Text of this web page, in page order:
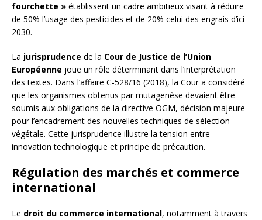
fourchette » établissent un cadre ambitieux visant à réduire
de 50% l’usage des pesticides et de 20% celui des engrais d’ici
2030.
La jurisprudence de la Cour de Justice de l’Union
Européenne joue un rôle déterminant dans l’interprétation
des textes. Dans l’affaire C-528/16 (2018), la Cour a considéré
que les organismes obtenus par mutagenèse devaient être
soumis aux obligations de la directive OGM, décision majeure
pour l’encadrement des nouvelles techniques de sélection
végétale. Cette jurisprudence illustre la tension entre
innovation technologique et principe de précaution.
Régulation des marchés et commerce
international
Le droit du commerce international, notamment à travers